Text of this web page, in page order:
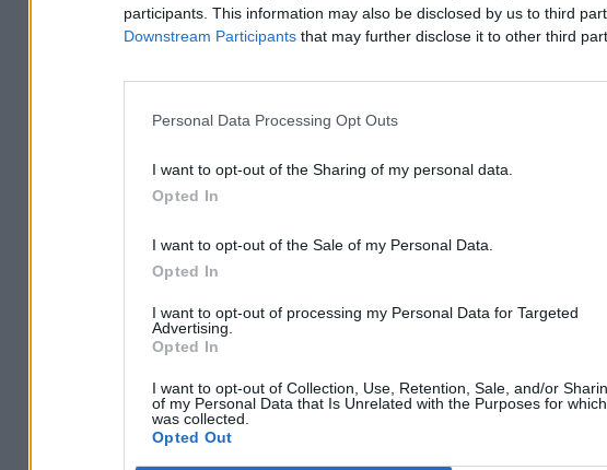
participants. This information may also be disclosed by us to third
Downstream Participants that may further disclose it to other third
Personal Data Processing Opt Outs
I want to opt-out of the Sharing of my personal data.
Opted In
I want to opt-out of the Sale of my Personal Data.
Opted In
I want to opt-out of processing my Personal Data for Targeted
Advertising.
Opted In
I want to opt-out of Collection, Use, Retention, Sale, and/or
of my Personal Data that Is Unrelated with the Purposes for
was collected.
Opted Out